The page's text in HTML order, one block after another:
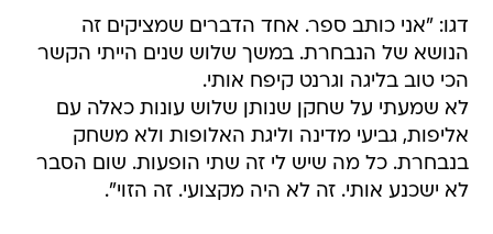
דגו: "אני כותב ספר. אחד הדברים שמציקים זה
הנושא של הנבחרת. במשך שלוש שנים הייתי הקשר
הכי טוב בליגה וגרנט קיפח אותי.
לא שמעתי על שחקן שנותן שלוש עונות כאלה עם
אליפות, גביעי מדינה וליגת האלופות ולא משחק
בנבחרת. כל מה שיש לי זה שתי הופעות. שום הסבר
לא ישכנע אותי. זה לא היה מקצועי. זה הזוי".